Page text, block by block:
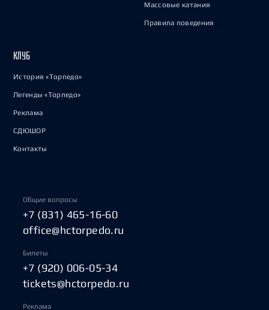
Массовые катания
Правила поведения
КЛУБ
История «Торпедо»
Легенды «Торпедо»
Реклама
СДЮШОР
Контакты
Общие вопросы
+7 (831) 465-16-60
office@hctorpedo.ru
Билеты
+7 (920) 006-05-34
tickets@hctorpedo.ru
Реклама